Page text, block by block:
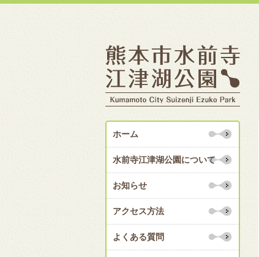
ホーム
水前寺江津湖公園について
お知らせ
アクセス方法
よくある質問